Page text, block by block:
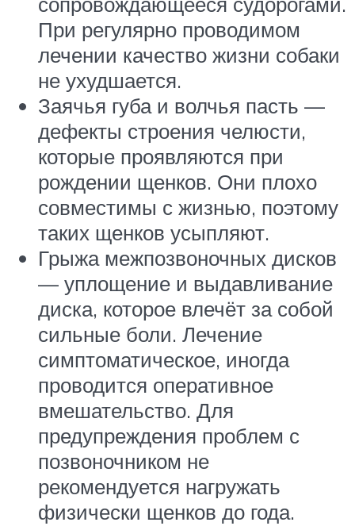
При регулярно проводимом
лечении качество жизни собаки
не ухудшается.
Заячья губа и волчья пасть —
дефекты строения челюсти,
которые проявляются при
рождении щенков. Они плохо
совместимы с жизнью, поэтому
таких щенков усыпляют.
Грыжа межпозвоночных дисков
— уплощение и выдавливание
диска, которое влечёт за собой
сильные боли. Лечение
симптоматическое, иногда
проводится оперативное
вмешательство. Для
предупреждения проблем с
позвоночником не
рекомендуется нагружать
физически щенков до года.